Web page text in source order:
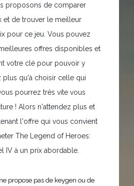
proposons de comparer
et de trouver le meilleur
pour ce jeu. Vous pouvez
offres disponibles et
votre clé pour pouvoir y
plus qu'à choisir celle qui
pourrez très vite vous
! Alors n'attendez plus et
l'offre qui vous convient
The Legend of Heroes:
IV à un prix abordable.
propose pas de keygen ou de